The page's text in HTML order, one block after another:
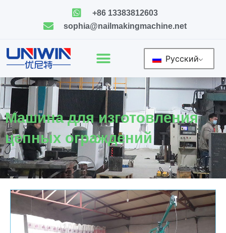
+86 13383812603
sophia@nailmakingmachine.net
Русский
Машина для изготовления
цепных ограждений